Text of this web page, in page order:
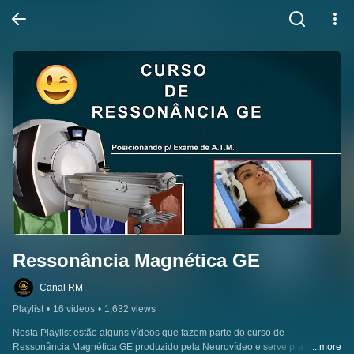
Ressonância Magnética GE
Canal RM
Playlist • 16 videos • 1,632 views
Nesta Playlist estão alguns vídeos que fazem parte do curso de
Ressonância Magnética GE produzido pela Neurovídeo e serve pra que ...more